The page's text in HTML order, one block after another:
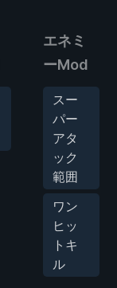
エネミ
ーMod
スー
パー
アタ
ック
範囲
ワン
ヒッ
トキ
ル